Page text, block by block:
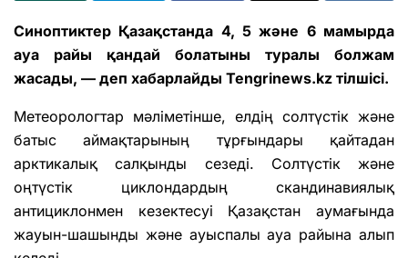
Синоптиктер Қазақстанда 4, 5 және 6 мамырда
ауа райы қандай болатыны туралы болжам
жасады, — деп хабарлайды Tengrinews.kz тілшісі.
Метеорологтар мәліметінше, елдің солтүстік және
батыс аймақтарының тұрғындары қайтадан
арктикалық салқынды сезеді. Солтүстік және
оңтүстік циклондардың скандинавиялық
антициклонмен кезектесуі Қазақстан аумағында
жауын-шашынды және ауыспалы ауа райына алып